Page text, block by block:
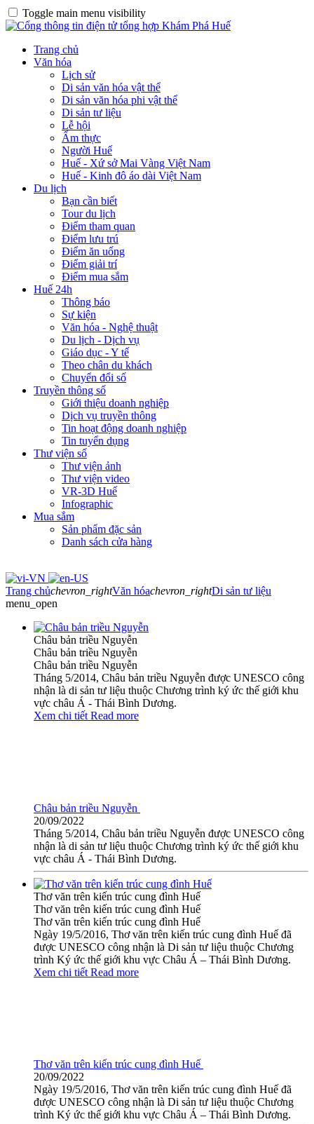
Toggle main menu visibility
Trang chủ
Văn hóa
Lịch sử
Di sản văn hóa vật thể
Di sản văn hóa phi vật thể
Di sản tư liệu
Lễ hội
Ẩm thực
Người Huế
Huế - Xứ sở Mai Vàng Việt Nam
Huế - Kinh đô áo dài Việt Nam
Du lịch
Bạn cần biết
Tour du lịch
Điểm tham quan
Điểm lưu trú
Điểm ăn uống
Điểm giải trí
Điểm mua sắm
Huế 24h
Thông báo
Sự kiện
Văn hóa - Nghệ thuật
Du lịch - Dịch vụ
Giáo dục - Y tế
Theo chân du khách
Chuyển đổi số
Truyền thông số
Giới thiệu doanh nghiệp
Dịch vụ truyền thông
Tin hoạt động doanh nghiệp
Tin tuyển dụng
Thư viện số
Thư viện ảnh
Thư viện video
VR-3D Huế
Infographic
Mua sắm
Sản phẩm đặc sản
Danh sách cửa hàng
Trang chủchevron_rightVăn hóachevron_rightDi sản tư liệu
menu_open
Châu bản triều Nguyễn
Châu bản triều Nguyễn
Châu bản triều Nguyễn
Tháng 5/2014, Châu bản triều Nguyễn được UNESCO công
nhận là di sản tư liệu thuộc Chương trình ký ức thế giới khu
vực châu Á - Thái Bình Dương.
Xem chi tiết Read more
Châu bản triều Nguyễn
20/09/2022
Tháng 5/2014, Châu bản triều Nguyễn được UNESCO công
nhận là di sản tư liệu thuộc Chương trình ký ức thế giới khu
vực châu Á - Thái Bình Dương.
Thơ văn trên kiến trúc cung đình Huế
Thơ văn trên kiến trúc cung đình Huế
Thơ văn trên kiến trúc cung đình Huế
Ngày 19/5/2016, Thơ văn trên kiến trúc cung đình Huế đã
được UNESCO công nhận là Di sản tư liệu thuộc Chương
trình Ký ức thế giới khu vực Châu Á – Thái Bình Dương.
Xem chi tiết Read more
Thơ văn trên kiến trúc cung đình Huế
20/09/2022
Ngày 19/5/2016, Thơ văn trên kiến trúc cung đình Huế đã
được UNESCO công nhận là Di sản tư liệu thuộc Chương
trình Ký ức thế giới khu vực Châu Á – Thái Bình Dương.